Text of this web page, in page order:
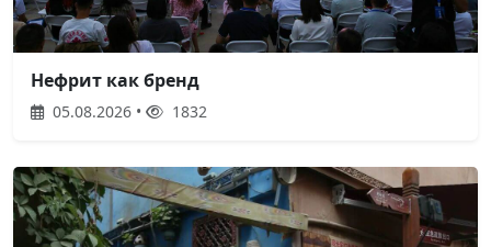
Нефрит как бренд
05.08.2026 • 1832